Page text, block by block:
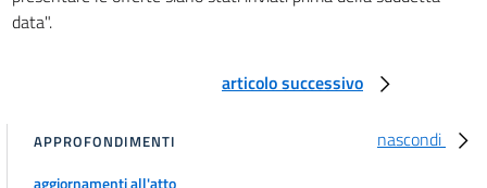
RILEVANZA COMUNITARIA E CONTRATTI SOTTO SOGLIA
36
data".
articolo successivo
nascondi
APPROFONDIMENTI
aggiornamenti all'atto